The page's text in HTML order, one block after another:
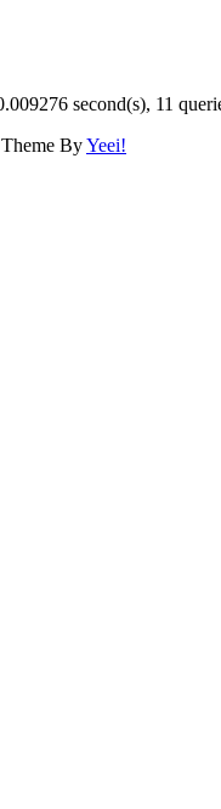
second(s), 11
ByYeei!